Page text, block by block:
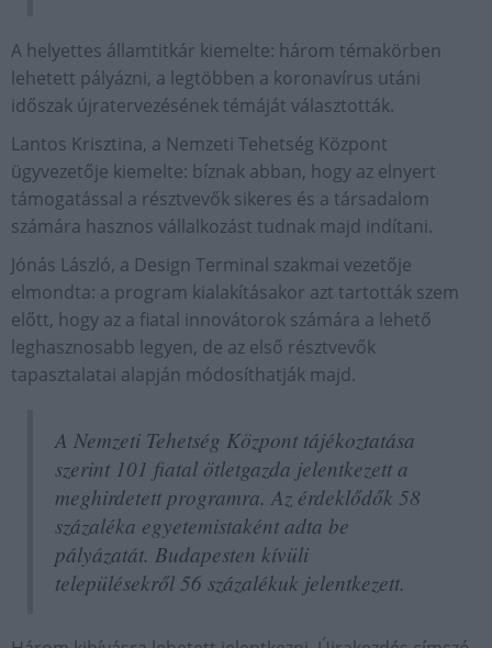
A helyettes államtitkár kiemelte: három témakörben
lehetett pályázni, a legtöbben a koronavírus utáni
időszak újratervezésének témáját választották.
Lantos Krisztina, a Nemzeti Tehetség Központ
ügyvezetője kiemelte: bíznak abban, hogy az elnyert
támogatással a résztvevők sikeres és a társadalom
számára hasznos vállalkozást tudnak majd indítani.
Jónás László, a Design Terminal szakmai vezetője
elmondta: a program kialakításakor azt tartották szem
előtt, hogy az a fiatal innovátorok számára a lehető
leghasznosabb legyen, de az első résztvevők
tapasztalatai alapján módosíthatják majd.
A Nemzeti Tehetség Központ tájékoztatása
szerint 101 fiatal ötletgazda jelentkezett a
meghirdetett programra. Az érdeklődők 58
százaléka egyetemistaként adta be
pályázatát. Budapesten kívüli
településekről 56 százalékuk jelentkezett.